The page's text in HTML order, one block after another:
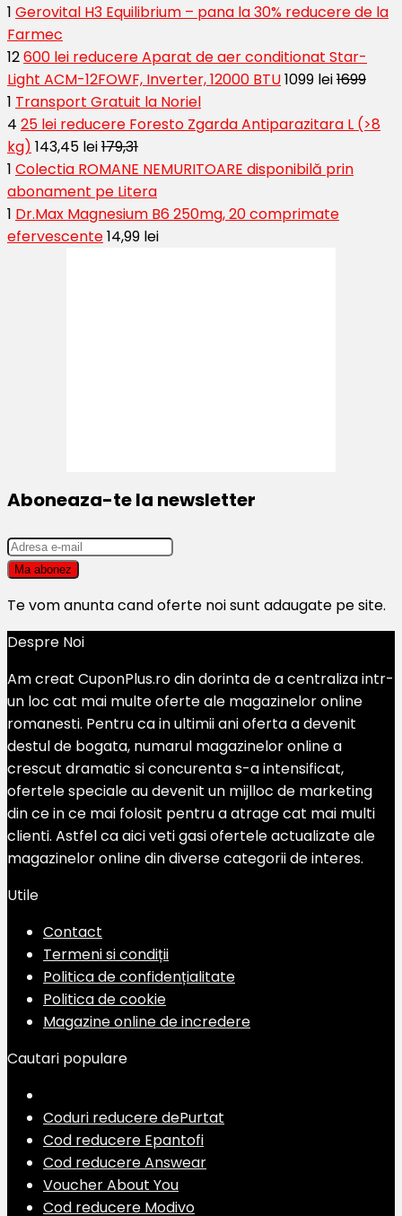
1 Gerovital H3 Equilibrium – pana la 30% reducere de la
Farmec
12600 lei reducere Aparat de aer conditionat Star-
Light ACM-12FOWF, Inverter, 12000 BTU1099 lei1699
1 Transport Gratuit la Noriel
4 25 lei reducere Foresto Zgarda Antiparazitara L (>8
kg) 143,45 lei179,31
1 Colectia ROMANE NEMURITOARE disponibilă prin
abonament pe Litera
1 Dr.Max Magnesium B6 250mg, 20 comprimate
efervescente14,99 lei
Aboneaza-te la newsletter
Te vom anunta cand oferte noi sunt adaugate pe site.
Despre Noi
Am creat CuponPlus.ro din dorinta de a centraliza intr-
un loc cat mai multe oferte ale magazinelor online
romanesti. Pentru ca in ultimii ani oferta a devenit
destul de bogata, numarul magazinelor online a
crescut dramatic si concurenta s-a intensificat,
ofertele speciale au devenit un mijlloc de marketing
din ce in ce mai folosit pentru a atrage cat mai multi
clienti. Astfel ca aici veti gasi ofertele actualizate ale
magazinelor online din diverse categorii de interes.
Utile
Contact
Termeni si condiții
Politica de confidențialitate
Politica de cookie
Magazine online de incredere
Cautari populare
Coduri reducere dePurtat
Cod reducere Epantofi
Cod reducere Answear
Voucher About You
Cod reducere Modivo